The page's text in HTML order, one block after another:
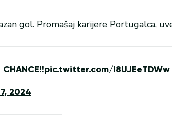
gol. Promašaj karijere Portugalca,
CHANCE!!pic.twitter.com/l8UJEeTDWw
2024